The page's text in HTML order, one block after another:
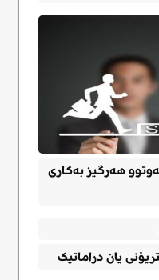
هەرگیز بەکاری
یان دراماتیک